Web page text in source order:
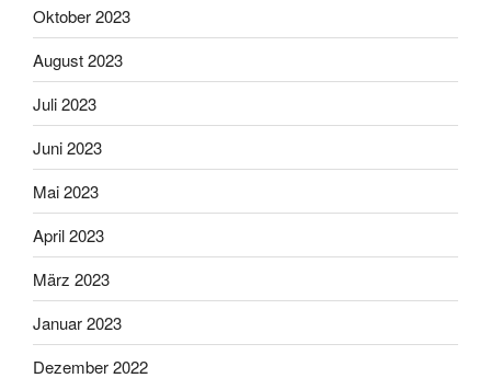
Oktober 2023
August 2023
Juli 2023
Juni 2023
Mai 2023
April 2023
März 2023
Januar 2023
Dezember 2022